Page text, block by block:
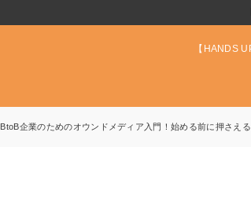
【HANDS
BtoB企業のためのオウンドメディア入門！始める前に押さえ